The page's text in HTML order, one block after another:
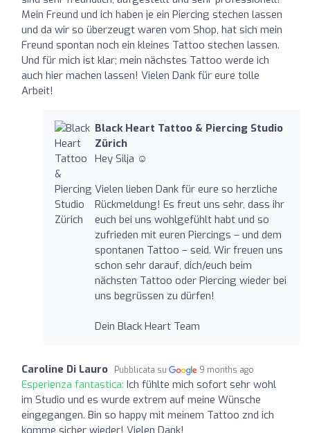
Mein Freund und ich haben je ein Piercing stechen lassen
und da wir so überzeugt waren vom Shop, hat sich mein
Freund spontan noch ein kleines Tattoo stechen lassen.
Und für mich ist klar; mein nächstes Tattoo werde ich
auch hier machen lassen! Vielen Dank für eure tolle
Arbeit!
Black Heart Tattoo & Piercing Studio
Zürich
Hey Silja ☺️
Vielen lieben Dank für eure so herzliche
Rückmeldung! Es freut uns sehr, dass ihr
euch bei uns wohlgefühlt habt und so
zufrieden mit euren Piercings – und dem
spontanen Tattoo – seid. Wir freuen uns
schon sehr darauf, dich/euch beim
nächsten Tattoo oder Piercing wieder bei
uns begrüssen zu dürfen!
Dein Black Heart Team
Caroline Di Lauro Pubblicata su 9 months ago
Esperienza fantastica: Ich fühlte mich sofort sehr wohl
im Studio und es wurde extrem auf meine Wünsche
eingegangen. Bin so happy mit meinem Tattoo znd ich